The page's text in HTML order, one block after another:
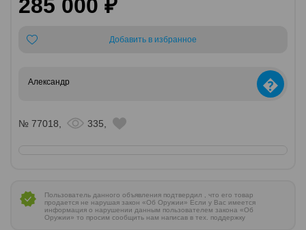
285 000 ₽
Добавить в избранное
Александр �
№ 77018, 335,
Пользователь данного объявления подтвердил , что его товар
продается не нарушая закон «Об Оружии» Если у Вас имеется
информация о нарушении данным пользователем закона «Об
Оружии» то просим сообщить нам написав в тех. поддержку